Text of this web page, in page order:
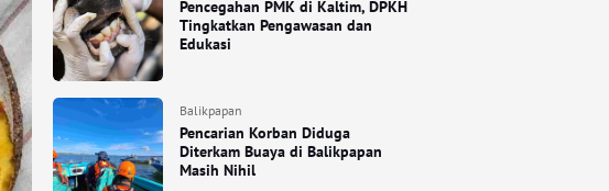
Pencegahan PMK di Kaltim, DPKH
Tingkatkan Pengawasan dan
Edukasi
Balikpapan
Pencarian Korban Diduga
Diterkam Buaya di Balikpapan
Masih Nihil